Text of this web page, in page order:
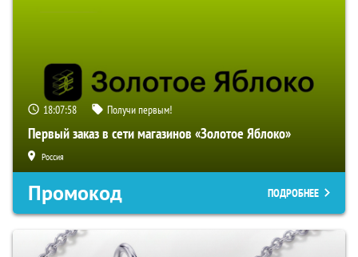
18:07:57 Получи первым!
Первый заказ в сети магазинов «Золотое Яблоко»
Россия
Промокод ПОДРОБНЕЕ